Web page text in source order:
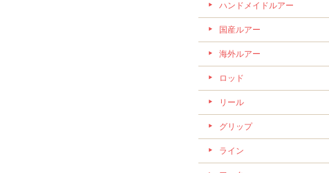
ハンドメイドルアー
国産ルアー
海外ルアー
ロッド
リール
グリップ
ライン